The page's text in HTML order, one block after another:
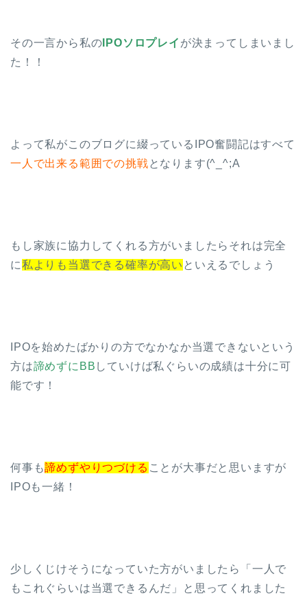
その一言から私の IPOソロプレイ が決まってしまいまし
た！！
よって私がこのブログに綴っているIPO奮闘記はすべて
一人で出来る範囲での挑戦 となります(^_^;A
もし家族に協力してくれる方がいましたらそれは完全
に私よりも当選できる確率が高い といえるでしょう
IPOを始めたばかりの方でなかなか当選できないという
方は諦めずにBB していけば私ぐらいの成績は十分に可
能です！
何事も諦めずやりつづける ことが大事だと思いますが
IPOも一緒！
少しくじけそうになっていた方がいましたら「一人で
もこれぐらいは当選できるんだ」と思ってくれました